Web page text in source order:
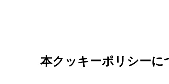
本クッキーポリシーに